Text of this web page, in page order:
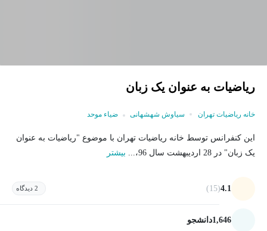
ریاضیات به عنوان یک زبان
خانه ریاضیات تهران سیاوش شهشهانی ضیاء موحد
این کنفرانس توسط خانه ریاضیات تهران با موضوع "ریاضیات به عنوان
یک زبان" در 28 اردیبهشت سال 96،...
بیشتر
4.1
(15) 2 دیدگاه
1,646دانشجو